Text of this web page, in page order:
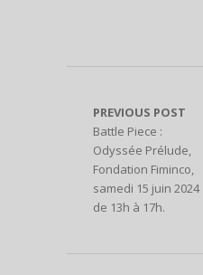
PREVIOUS POST
Battle Piece :
Odyssée Prélude,
Fondation Fiminco,
samedi 15 juin 2024
de 13h à 17h.